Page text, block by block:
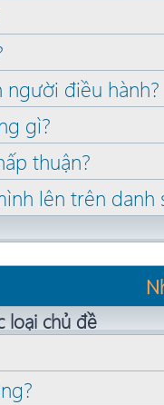
điều hành?
gì?
thuận?
lên trên danh
loại chủ đề